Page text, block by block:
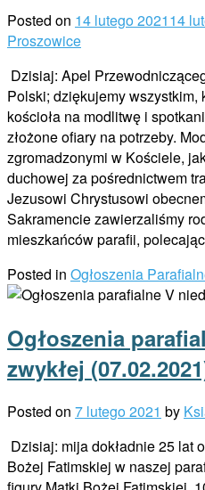
Posted on 14 lutego 202114
Proszowice
Dzisiaj: Apel
Polski; dziękujemy
kościoła na modlitwę i
złożone ofiary na potrzeby.
zgromadzonymi w Kościele,
duchowej za pośrednictwem
Jezusowi Chrystusowi
Sakramencie zawierzaliśmy
mieszkańców parafii,
Posted in Ogłoszenia
Ogłoszenia
zwykłej
Posted on 7 lutego 2021 by
Dzisiaj: mija dokładnie 25 lat
Bożej Fatimskiej w naszej